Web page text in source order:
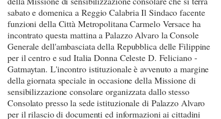
sabato e domenica a Reggio Calabria Il Sindaco facente
funzioni della Città Metropolitana Carmelo Versace ha
incontrato questa mattina a Palazzo Alvaro la Console
Generale dell'ambasciata della Repubblica delle Filippine
per il centro e sud Italia Donna Celeste D. Feliciano -
Gatmaytan. L'incontro istituzionale è avvenuto a margine
della giornata speciale in occasione della Missione di
sensibilizzazione consolare organizzata dallo stesso
Consolato presso la sede istituzionale di Palazzo Alvaro
per il rilascio di documenti ed informazioni ai cittadini